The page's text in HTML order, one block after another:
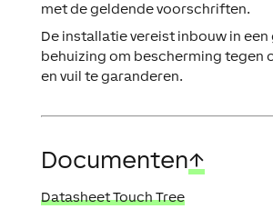
met de geldende voorschriften.
De installatie vereist inbouw in
behuizing om bescherming tegen
en vuil te garanderen.
Documenten↑
Datasheet Touch Tree